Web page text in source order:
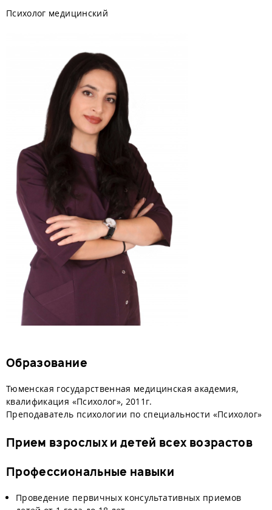
Психолог медицинский
Образование
Тюменская государственная медицинская академия,
квалификация «Психолог», 2011г.
Преподаватель психологии по специальности «Психолог»
Прием взрослых и детей всех возрастов
Профессиональные навыки
Проведение первичных консультативных приемов